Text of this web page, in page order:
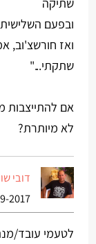
ובפעם
ואז חורשצ'וב,
שתקתי..."
אם להתייצבות
לא מיותרת?
דובי
2017
לטעמי עובד/